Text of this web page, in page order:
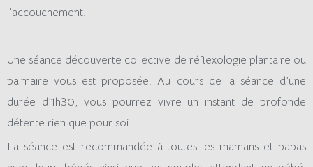
l’accouchement.
Une séance découverte collective de réflexologie plantaire ou
palmairevous est proposée. Au cours de la séance d’une
durée d’1h30, vous pourrez vivre un instant de profonde
détente rien que pour soi.
La séance est recommandée à toutes les mamans et papas